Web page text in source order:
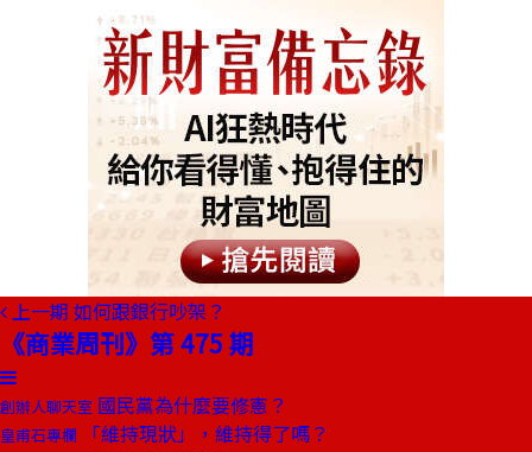
上一期 如何跟銀行吵架？
《商業周刊》第 475 期
創辦人聊天室 國民黨為什麼要修憲？
皇甫石專欄 「維持現狀」，維持得了嗎？